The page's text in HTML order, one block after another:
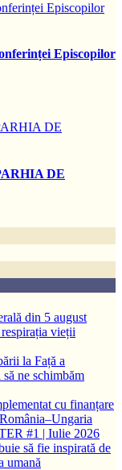
Episcopilor
DE
din 5 august
vieții
la Față a
ne schimbăm
cu finanțare
#1 | Iulie 2026
să fie inspirată de
umană